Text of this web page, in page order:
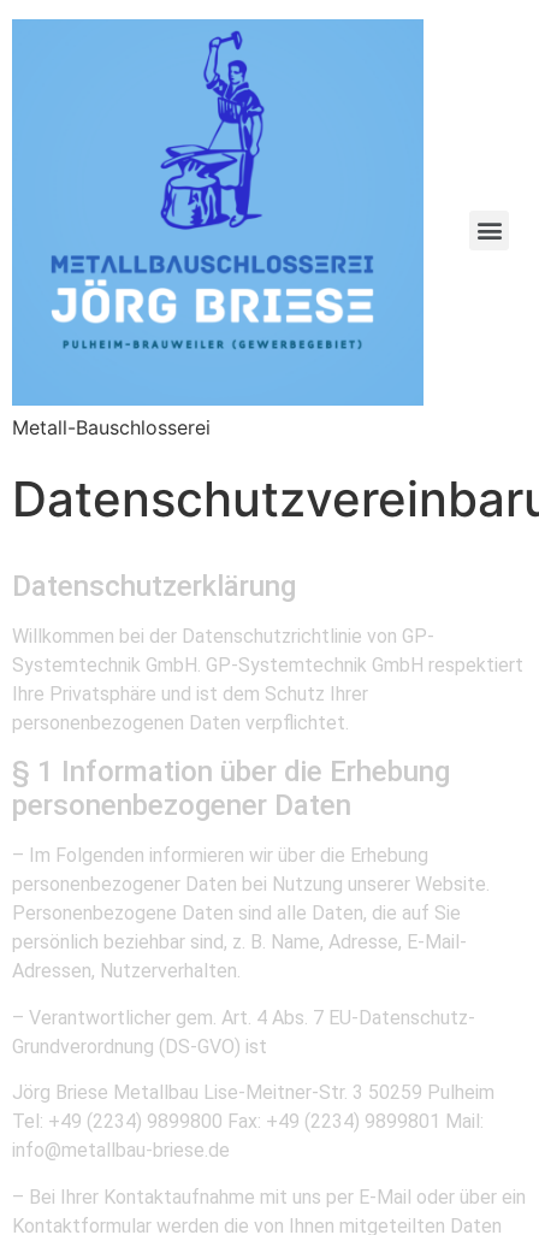
Metall-Bauschlosserei
Datenschutzerklärung
Willkommen bei der Datenschutzrichtlinie von GP-
Systemtechnik GmbH. GP-Systemtechnik GmbH respektiert
Ihre Privatsphäre und ist dem Schutz Ihrer
personenbezogenen Daten verpflichtet.
§ 1 Information über die Erhebung
personenbezogener Daten
– Im Folgenden informieren wir über die Erhebung
personenbezogener Daten bei Nutzung unserer Website.
Personenbezogene Daten sind alle Daten, die auf Sie
persönlich beziehbar sind, z. B. Name, Adresse, E-Mail-
Adressen, Nutzerverhalten.
– Verantwortlicher gem. Art. 4 Abs. 7 EU-Datenschutz-
Grundverordnung (DS-GVO) ist
Jörg Briese Metallbau Lise-Meitner-Str. 3 50259 Pulheim
Tel: +49 (2234) 9899800 Fax: +49 (2234) 9899801 Mail:
info@metallbau-briese.de
– Bei Ihrer Kontaktaufnahme mit uns per E-Mail oder über ein
Kontaktformular werden die von Ihnen mitgeteilten Daten